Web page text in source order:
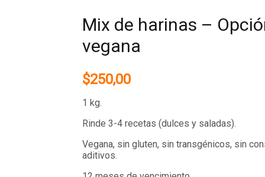
$
250,00
Mix de harinas –
vegana
$250,00
1 kg.
Rinde 3-4 recetas (dulces y saladas).
Vegana, sin gluten, sin transgénicos, sin
aditivos.